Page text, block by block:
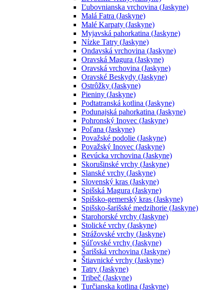
Ľubovnianska vrchovina (Jaskyne)
Malá Fatra (Jaskyne)
Malé Karpaty (Jaskyne)
Myjavská pahorkatina (Jaskyne)
Nízke Tatry (Jaskyne)
Ondavská vrchovina (Jaskyne)
Oravská Magura (Jaskyne)
Oravská vrchovina (Jaskyne)
Oravské Beskydy (Jaskyne)
Ostrôžky (Jaskyne)
Pieniny (Jaskyne)
Podtatranská kotlina (Jaskyne)
Podunajská pahorkatina (Jaskyne)
Pohronský Inovec (Jaskyne)
Poľana (Jaskyne)
Považské podolie (Jaskyne)
Považský Inovec (Jaskyne)
Revúcka vrchovina (Jaskyne)
Skorušinské vrchy (Jaskyne)
Slanské vrchy (Jaskyne)
Slovenský kras (Jaskyne)
Spišská Magura (Jaskyne)
Spišsko-gemerský kras (Jaskyne)
Spišsko-šarišské medzihorie (Jaskyne)
Starohorské vrchy (Jaskyne)
Stolické vrchy (Jaskyne)
Strážovské vrchy (Jaskyne)
Súľovské vrchy (Jaskyne)
Šarišská vrchovina (Jaskyne)
Štiavnické vrchy (Jaskyne)
Tatry (Jaskyne)
Tribeč (Jaskyne)
Turčianska kotlina (Jaskyne)